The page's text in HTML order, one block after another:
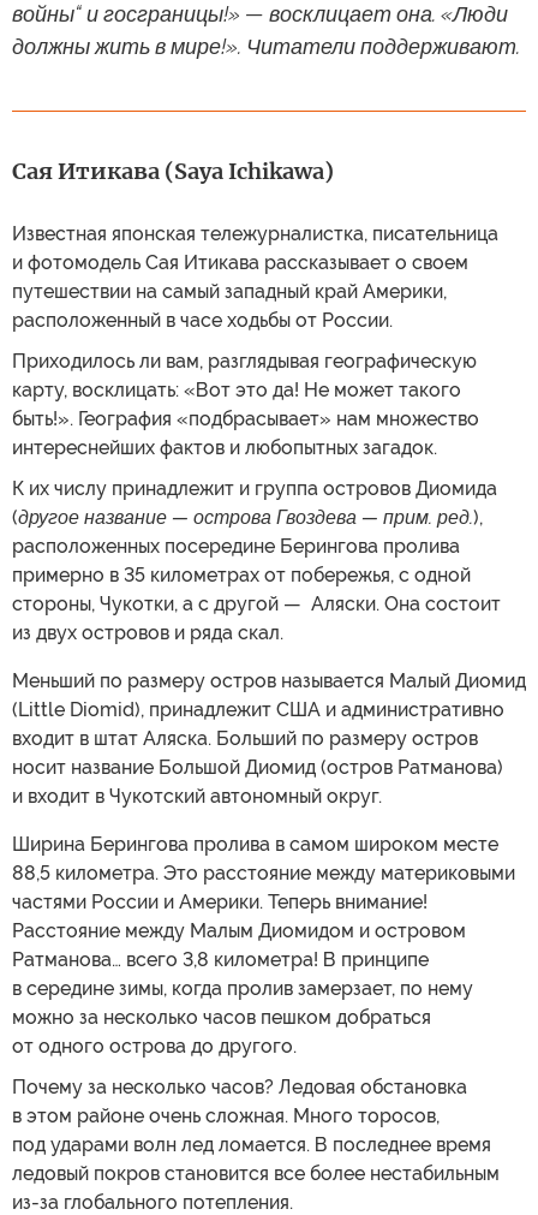
войны“ и госграницы!» — восклицает она. «Люди
должны жить в мире!». Читатели поддерживают.
Сая Итикава (Saya Ichikawa)
Известная японская тележурналистка, писательница
и фотомодель Сая Итикава рассказывает о своем
путешествии на самый западный край Америки,
расположенный в часе ходьбы от России.
Приходилось ли вам, разглядывая географическую
карту, восклицать: «Вот это да! Не может такого
быть!». География «подбрасывает» нам множество
интереснейших фактов и любопытных загадок.
К их числу принадлежит и группа островов Диомида
(другое название — острова Гвоздева — прим. ред.),
расположенных посередине Берингова пролива
примерно в 35 километрах от побережья, c одной
стороны, Чукотки, а с другой — Аляски. Она состоит
из двух островов и ряда скал.
Меньший по размеру остров называется Малый Диомид
(Little Diomid), принадлежит США и административно
входит в штат Аляска. Больший по размеру остров
носит название Большой Диомид (остров Ратманова)
и входит в Чукотский автономный округ.
Ширина Берингова пролива в самом широком месте
88,5 километра. Это расстояние между материковыми
частями России и Америки. Теперь внимание!
Расстояние между Малым Диомидом и островом
Ратманова… всего 3,8 километра! В принципе
в середине зимы, когда пролив замерзает, по нему
можно за несколько часов пешком добраться
от одного острова до другого.
Почему за несколько часов? Ледовая обстановка
в этом районе очень сложная. Много торосов,
под ударами волн лед ломается. В последнее время
ледовый покров становится все более нестабильным
из-за глобального потепления.